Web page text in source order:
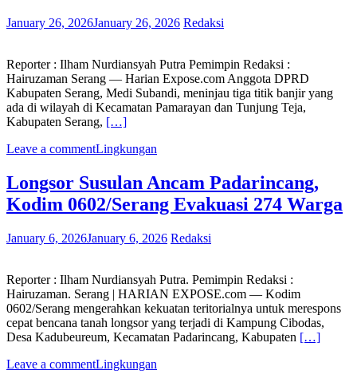
January 26, 2026January 26, 2026 Redaksi
Reporter : Ilham Nurdiansyah Putra Pemimpin Redaksi :
Hairuzaman Serang — Harian Expose.com Anggota DPRD
Kabupaten Serang, Medi Subandi, meninjau tiga titik banjir yang
ada di wilayah di Kecamatan Pamarayan dan Tunjung Teja,
Kabupaten Serang, […]
Leave a commentLingkungan
Longsor Susulan Ancam Padarincang,
Kodim 0602/Serang Evakuasi 274 Warga
January 6, 2026January 6, 2026 Redaksi
Reporter : Ilham Nurdiansyah Putra. Pemimpin Redaksi :
Hairuzaman. Serang | HARIAN EXPOSE.com — Kodim
0602/Serang mengerahkan kekuatan teritorialnya untuk merespons
cepat bencana tanah longsor yang terjadi di Kampung Cibodas,
Desa Kadubeureum, Kecamatan Padarincang, Kabupaten […]
Leave a commentLingkungan